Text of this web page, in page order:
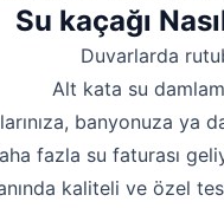
Su kaçağı
Duvarlarda
Alt kata su
banyonuza ya
fazla su faturası
kaliteli ve özel